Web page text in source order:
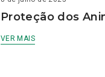
Proteção dos
VER MAIS